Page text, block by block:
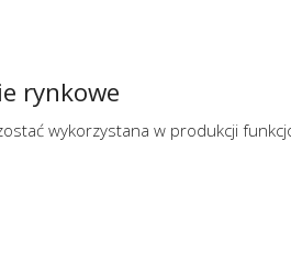
rynkowe
wykorzystana w produkcji